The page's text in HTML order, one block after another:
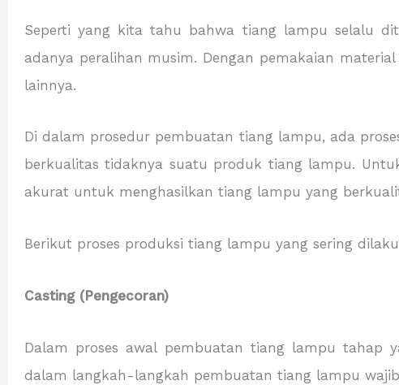
Seperti yang kita tahu bahwa tiang lampu selalu
adanya peralihan musim. Dengan pemakaian
lainnya.
Di dalam prosedur pembuatan tiang lampu, ada
berkualitas tidaknya suatu produk tiang lampu.
akurat untuk menghasilkan tiang lampu yang
Berikut proses produksi tiang lampu yang sering
Casting (Pengecoran)
Dalam proses awal pembuatan tiang lampu tahap
dalam langkah-langkah pembuatan tiang lampu